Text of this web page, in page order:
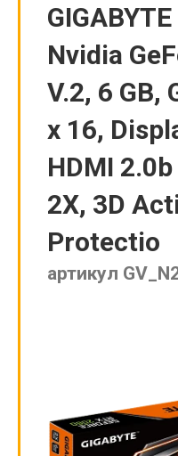
Nvidia
V.2, 6 GB,
x 16,
HDMI
2X, 3D
Protectio
артикул